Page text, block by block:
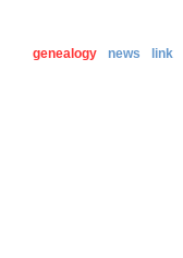
genealogy news link